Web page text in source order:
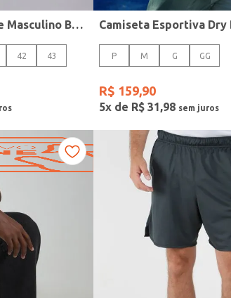
Tênis Pacific LTR Nike Masculino BEGE
42 43 P M G GG
R$ 159,90
5x de R$ 31,98